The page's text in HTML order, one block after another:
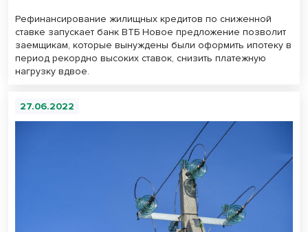
Рефинансирование жилищных кредитов по сниженной
ставке запускает банк ВТБ Новое предложение позволит
заемщикам, которые вынуждены были оформить ипотеку в
период рекордно высоких ставок, снизить платежную
нагрузку вдвое.
27.06.2022